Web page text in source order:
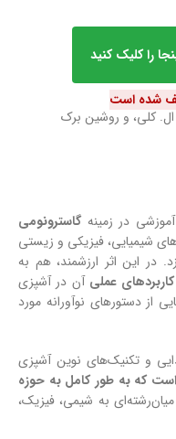
را کلیک کنید
شده است
کلی، و روشین برک
در زمینه گاسترونومی
شیمیایی، فیزیکی و زیستی
در این اثر ارزشمند، هم به
کاربردهای عملی آن در آشپزی
از دستورهای نوآورانه مورد
و تکنیک‌های نوین آشپزی
که به طور کامل به حوزه
به شیمی، فیزیک،